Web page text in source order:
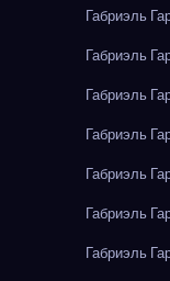
Габриэль
Габриэль
Габриэль
Габриэль
Габриэль
Габриэль
Габриэль